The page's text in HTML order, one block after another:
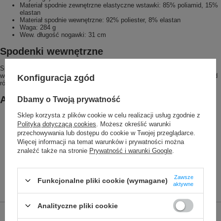
Materiał spodnie zewnętrzne elastyczne wstawki: 85% poliamid, 15%
elastan
Materiał spodnie wewnętrzne: 92% poliester, 8% elastan
Waga: 284 g
Wew. długość nogawki: 31 cm
Spodenki wewnętrzne
Spodenki wewnętrzne ze zintegrowaną wkładką zapewniają lepszą
wentylację i zwiększają komfort podczas jazdy. Można je odpiąć i nosić pod
różnymi spodniami wierzchnimi.
Aktywna wkładka rowerowa damska
Grubość wkładki: 8 mm
Warstwa pianki amortyzującej (60 kg/m3)
Pianka o otwartych porach dla lepszej oddychalności
Anatomiczny kształt dla mężczyzn
Elastyczna i bezszwowa konstrukcja
Miękka i hipoalergiczna (Öko-Tex ® 100)
Konfiguracja zgód
Dbamy o Twoją prywatność
Sklep korzysta z plików cookie w celu realizacji usług zgodnie z
Polityką dotyczącą cookies . Możesz określić warunki
przechowywania lub dostępu do cookie w Twojej przeglądarce.
Więcej informacji na temat warunków i prywatności można
znaleźć także na stronie Prywatność i warunki Google
Funkcjonalne pliki cookie (wymagane)
Zawsze
aktywne
Analityczne pliki cookie